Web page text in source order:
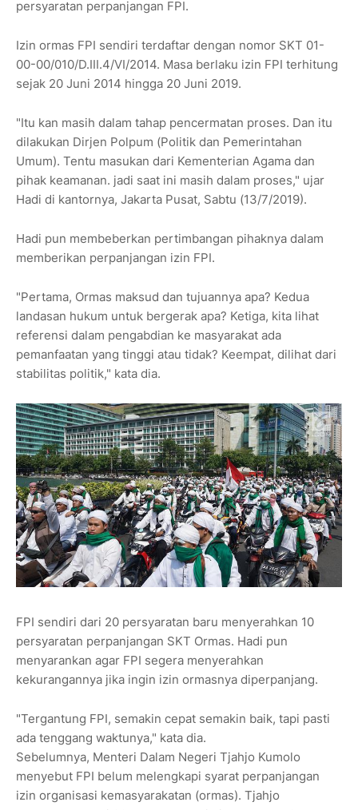
persyaratan perpanjangan FPI.
Izin ormas FPI sendiri terdaftar dengan nomor SKT 01-
00-00/010/D.III.4/VI/2014. Masa berlaku izin FPI terhitung
sejak 20 Juni 2014 hingga 20 Juni 2019.
"Itu kan masih dalam tahap pencermatan proses. Dan itu
dilakukan Dirjen Polpum (Politik dan Pemerintahan
Umum). Tentu masukan dari Kementerian Agama dan
pihak keamanan. jadi saat ini masih dalam proses," ujar
Hadi di kantornya, Jakarta Pusat, Sabtu (13/7/2019).
Hadi pun membeberkan pertimbangan pihaknya dalam
memberikan perpanjangan izin FPI.
"Pertama, Ormas maksud dan tujuannya apa? Kedua
landasan hukum untuk bergerak apa? Ketiga, kita lihat
referensi dalam pengabdian ke masyarakat ada
pemanfaatan yang tinggi atau tidak? Keempat, dilihat dari
stabilitas politik," kata dia.
FPI sendiri dari 20 persyaratan baru menyerahkan 10
persyaratan perpanjangan SKT Ormas. Hadi pun
menyarankan agar FPI segera menyerahkan
kekurangannya jika ingin izin ormasnya diperpanjang.
"Tergantung FPI, semakin cepat semakin baik, tapi pasti
ada tenggang waktunya," kata dia.
Sebelumnya, Menteri Dalam Negeri Tjahjo Kumolo
menyebut FPI belum melengkapi syarat perpanjangan
izin organisasi kemasyarakatan (ormas). Tjahjo